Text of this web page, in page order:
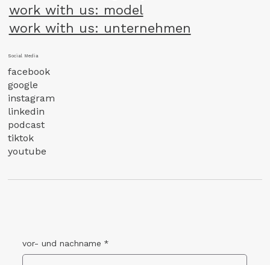
work with us: model
work with us: unternehmen
Social Media
facebook
google
instagram
linkedin
podcast
tiktok
youtube
vor- und nachname *